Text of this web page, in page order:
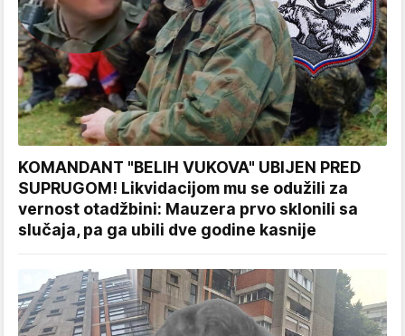
KOMANDANT "BELIH VUKOVA" UBIJEN PRED
SUPRUGOM! Likvidacijom mu se odužili za
vernost otadžbini: Mauzera prvo sklonili sa
slučaja, pa ga ubili dve godine kasnije